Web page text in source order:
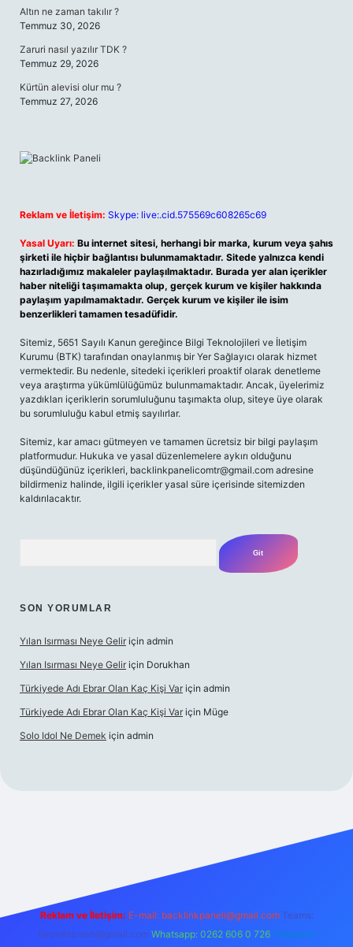
Altın ne zaman takılır ?
Temmuz 30, 2026
Zaruri nasıl yazılır TDK ?
Temmuz 29, 2026
Kürtün alevisi olur mu ?
Temmuz 27, 2026
Reklam ve İletişim: Skype: live:.cid.575569c608265c69
Yasal Uyarı: Bu internet sitesi, herhangi bir marka, kurum veya şahıs
şirketi ile hiçbir bağlantısı bulunmamaktadır. Sitede yalnızca kendi
hazırladığımız makaleler paylaşılmaktadır. Burada yer alan içerikler
haber niteliği taşımamakta olup, gerçek kurum ve kişiler hakkında
paylaşım yapılmamaktadır. Gerçek kurum ve kişiler ile isim
benzerlikleri tamamen tesadüfidir.
Sitemiz, 5651 Sayılı Kanun gereğince Bilgi Teknolojileri ve İletişim
Kurumu (BTK) tarafından onaylanmış bir Yer Sağlayıcı olarak hizmet
vermektedir. Bu nedenle, sitedeki içerikleri proaktif olarak denetleme
veya araştırma yükümlülüğümüz bulunmamaktadır. Ancak, üyelerimiz
yazdıkları içeriklerin sorumluluğunu taşımakta olup, siteye üye olarak
bu sorumluluğu kabul etmiş sayılırlar.
Sitemiz, kar amacı gütmeyen ve tamamen ücretsiz bir bilgi paylaşım
platformudur. Hukuka ve yasal düzenlemelere aykırı olduğunu
düşündüğünüz içerikleri, backlinkpanelicomtr@gmail.com adresine
bildirmeniz halinde, ilgili içerikler yasal süre içerisinde sitemizden
kaldırılacaktır.
SON YORUMLAR
Yılan Isırması Neye Gelir için admin
Yılan Isırması Neye Gelir için Dorukhan
Türkiyede Adı Ebrar Olan Kaç Kişi Var için admin
Türkiyede Adı Ebrar Olan Kaç Kişi Var için Müge
Solo Idol Ne Demek için admin
Reklam ve İletişim: E-mail: backlinkpaneli@gmail.com Teams:
forumhizmeti@gmail.com Whatsapp: 0262 606 0 726 Telegram: